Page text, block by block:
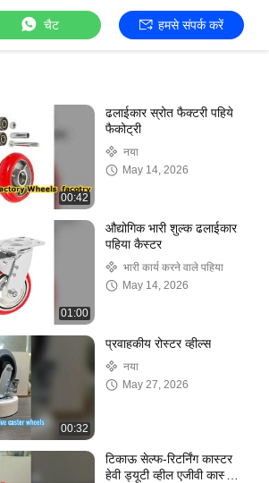
चैट हमसे संपर्क करें
00:42
ढलाईकार स्रोत फैक्टरी पहिये
फैकोट्री
नया
May 14, 2026
01:00
औद्योगिक भारी शुल्क ढलाईकार
पहिया कैस्टर
भारी कार्य करने वाले पहिया
May 14, 2026
00:32
प्रवाहकीय रोस्टर व्हील्स
नया
May 27, 2026
टिकाऊ सेल्फ-रिटर्निंग कास्टर
हेवी ड्यूटी व्हील एजीवी कास्टर